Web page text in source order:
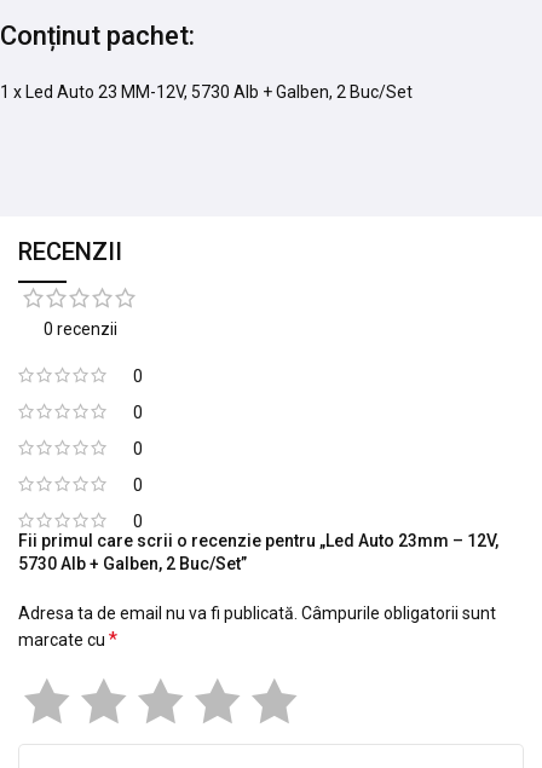
Conținut pachet:
1 x Led Auto 23 MM-12V, 5730 Alb + Galben, 2 Buc/Set
RECENZII
0 recenzii
0
0
0
0
0
Fii primul care scrii o recenzie pentru „Led Auto 23mm – 12V,
5730 Alb + Galben, 2 Buc/Set”
Adresa ta de email nu va fi publicată. Câmpurile obligatorii sunt
marcate cu *